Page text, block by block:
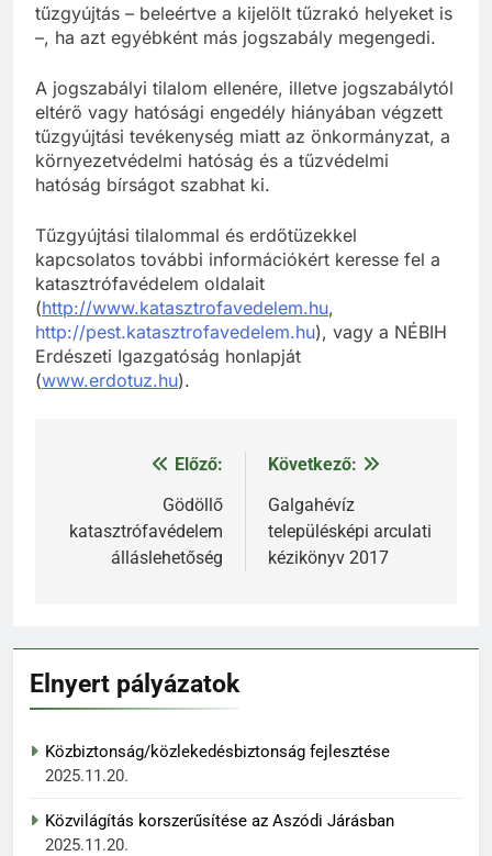
tűzgyújtás – beleértve a kijelölt tűzrakó helyeket is
–, ha azt egyébként más jogszabály megengedi.
A jogszabályi tilalom ellenére, illetve jogszabálytól
eltérő vagy hatósági engedély hiányában végzett
tűzgyújtási tevékenység miatt az önkormányzat, a
környezetvédelmi hatóság és a tűzvédelmi
hatóság bírságot szabhat ki.
Tűzgyújtási tilalommal és erdőtüzekkel
kapcsolatos további információkért keresse fel a
katasztrófavédelem oldalait
(http://www.katasztrofavedelem.hu,
http://pest.katasztrofavedelem.hu), vagy a NÉBIH
Erdészeti Igazgatóság honlapját
(www.erdotuz.hu).
Bejegyzés
navigáció
Előző:
Gödöllő
katasztrófavédelem
álláslehetőség
Következő:
Galgahévíz
településképi arculati
kézikönyv 2017
Elnyert pályázatok
Közbiztonság/közlekedésbiztonság fejlesztése
2025.11.20.
Közvilágítás korszerűsítése az Aszódi Járásban
2025.11.20.